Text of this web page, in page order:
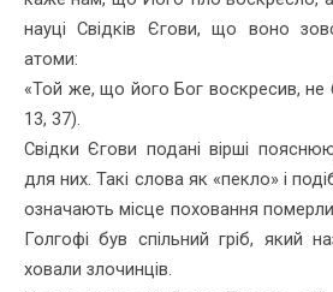
науці Свідків Єгови, що воно
атоми:
«Той же, що його Бог воскресив, не
13, 37).
Свідки Єгови подані вірші
для них. Такі слова як «пекло» і
означають місце поховання
Голгофі був спільний гріб, який
ховали злочинців.